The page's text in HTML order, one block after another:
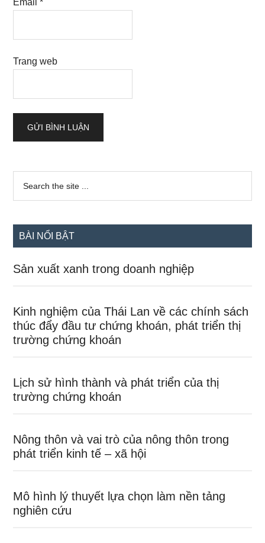
Email*
Trang web
Sidebar
chính
...
BÀI NỔI BẬT
Sản xuất xanh trong doanh nghiệp
Kinh nghiệm của Thái Lan về các chính sách
thúc đẩy đầu tư chứng khoán, phát triển thị
trường chứng khoán
Lịch sử hình thành và phát triển của thị
trường chứng khoán
Nông thôn và vai trò của nông thôn trong
phát triển kinh tế – xã hội
Mô hình lý thuyết lựa chọn làm nền tảng
nghiên cứu